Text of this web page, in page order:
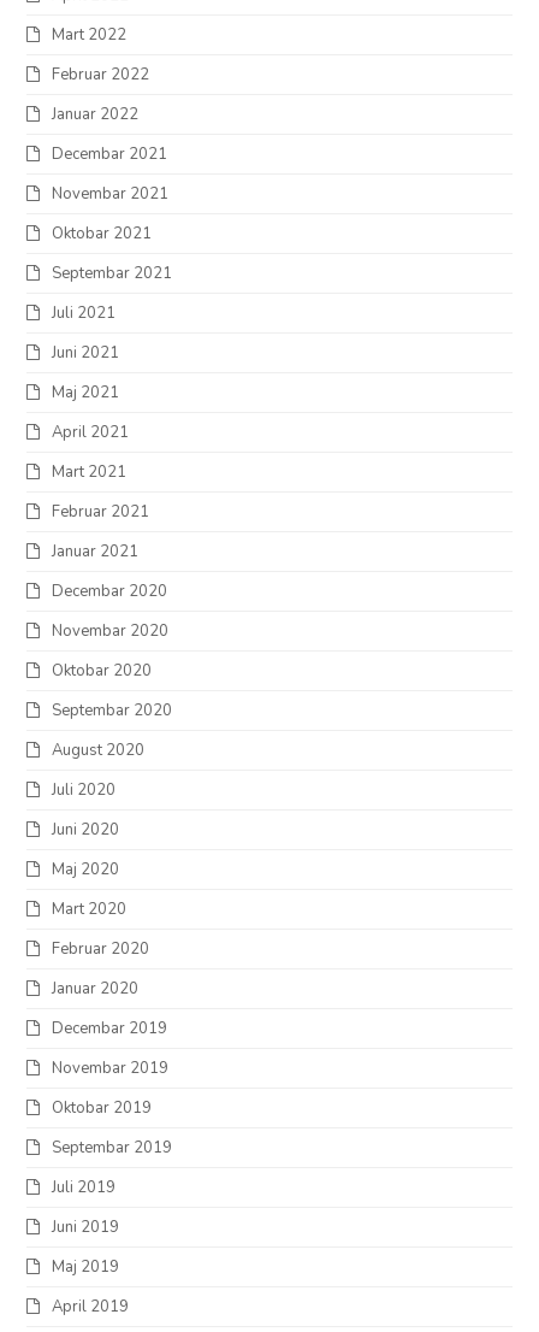
Mart 2022
Februar 2022
Januar 2022
Decembar 2021
Novembar 2021
Oktobar 2021
Septembar 2021
Juli 2021
Juni 2021
Maj 2021
April 2021
Mart 2021
Februar 2021
Januar 2021
Decembar 2020
Novembar 2020
Oktobar 2020
Septembar 2020
August 2020
Juli 2020
Juni 2020
Maj 2020
Mart 2020
Februar 2020
Januar 2020
Decembar 2019
Novembar 2019
Oktobar 2019
Septembar 2019
Juli 2019
Juni 2019
Maj 2019
April 2019